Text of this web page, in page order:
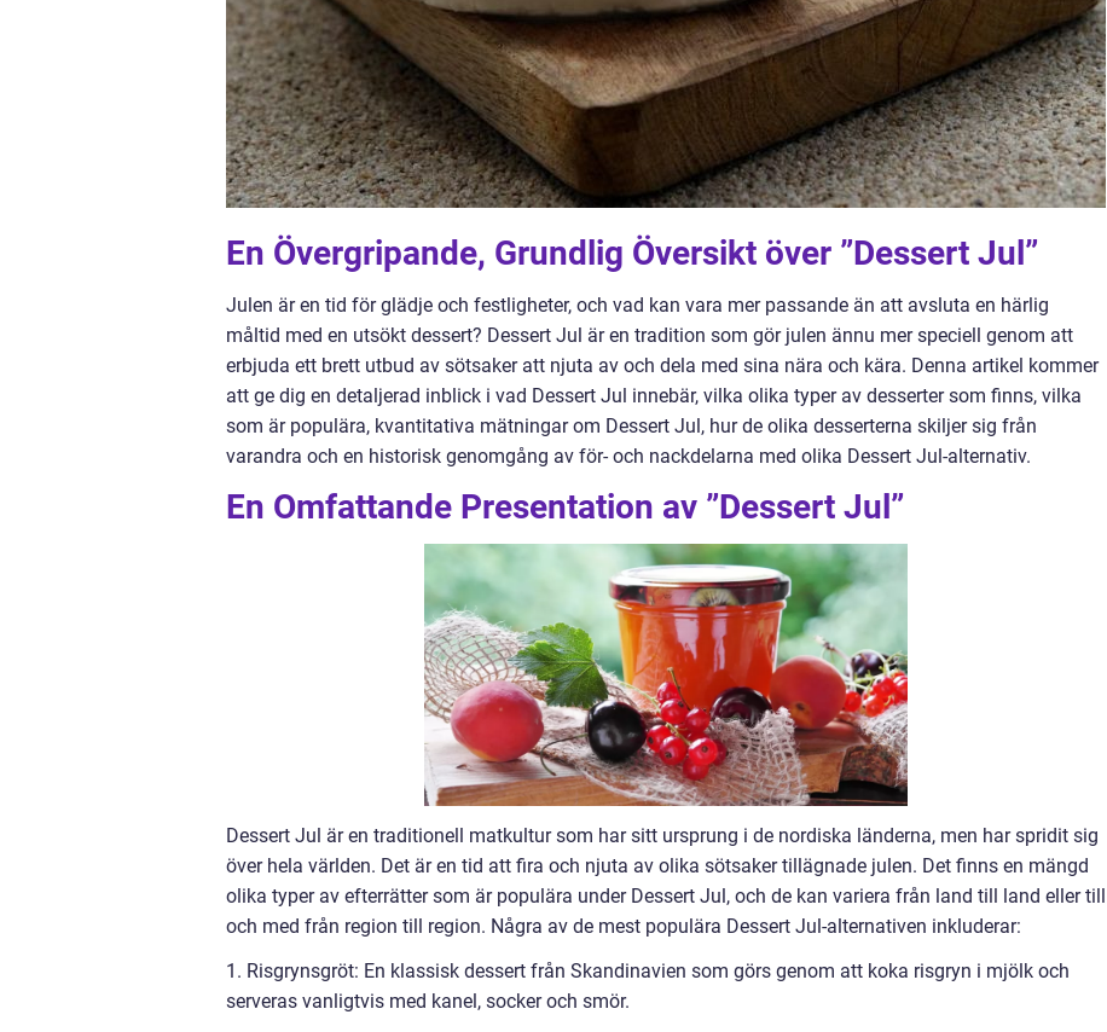
En Övergripande, Grundlig Översikt över ”Dessert Jul”
Julen är en tid för glädje och festligheter, och vad kan vara mer passande än att avsluta en härlig
måltid med en utsökt dessert? Dessert Jul är en tradition som gör julen ännu mer speciell genom att
erbjuda ett brett utbud av sötsaker att njuta av och dela med sina nära och kära. Denna artikel kommer
att ge dig en detaljerad inblick i vad Dessert Jul innebär, vilka olika typer av desserter som finns, vilka
som är populära, kvantitativa mätningar om Dessert Jul, hur de olika desserterna skiljer sig från
varandra och en historisk genomgång av för- och nackdelarna med olika Dessert Jul-alternativ.
En Omfattande Presentation av ”Dessert Jul”
Dessert Jul är en traditionell matkultur som har sitt ursprung i de nordiska länderna, men har spridit sig
över hela världen. Det är en tid att fira och njuta av olika sötsaker tillägnade julen. Det finns en mängd
olika typer av efterrätter som är populära under Dessert Jul, och de kan variera från land till land eller till
och med från region till region. Några av de mest populära Dessert Jul-alternativen inkluderar:
1. Risgrynsgröt: En klassisk dessert från Skandinavien som görs genom att koka risgryn i mjölk och
serveras vanligtvis med kanel, socker och smör.